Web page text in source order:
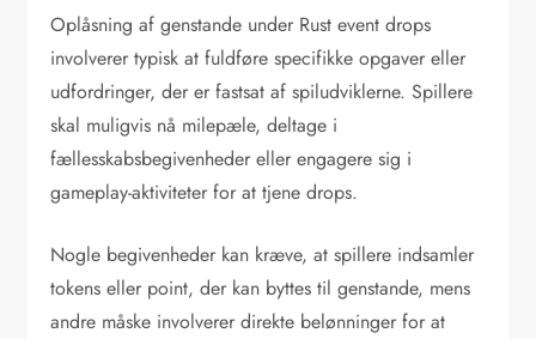
Oplåsning af genstande under Rust event drops
involverer typisk at fuldføre specifikke opgaver eller
udfordringer, der er fastsat af spiludviklerne. Spillere
skal muligvis nå milepæle, deltage i
fællesskabsbegivenheder eller engagere sig i
gameplay-aktiviteter for at tjene drops.
Nogle begivenheder kan kræve, at spillere indsamler
tokens eller point, der kan byttes til genstande, mens
andre måske involverer direkte belønninger for at